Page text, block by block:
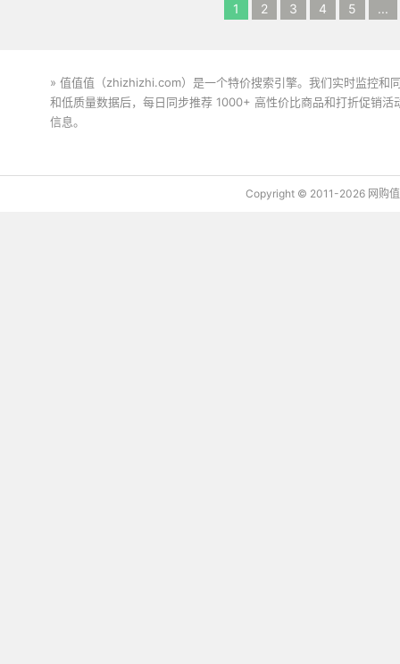
1 2 3 4 5 ...
» 值值值（zhizhizhi.com）是一个特价搜索引擎。我们实时监控和
和低质量数据后，每日同步推荐 1000+ 高性价比商品和打折促销
信息。
Copyright © 2011-2026 网购